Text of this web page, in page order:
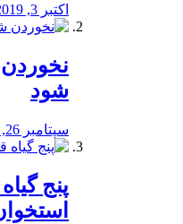
اکتبر 3, 2019
‌شود
سپتامبر 26, 2019
پنج